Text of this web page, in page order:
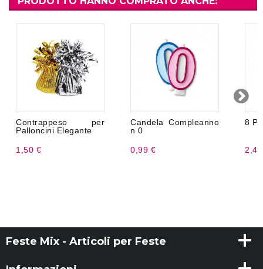
Contrappeso per
Palloncini Elegante
1,50 €
Candela Compleanno
n 0
0,99 €
8
Feste Mix - Articoli per Feste